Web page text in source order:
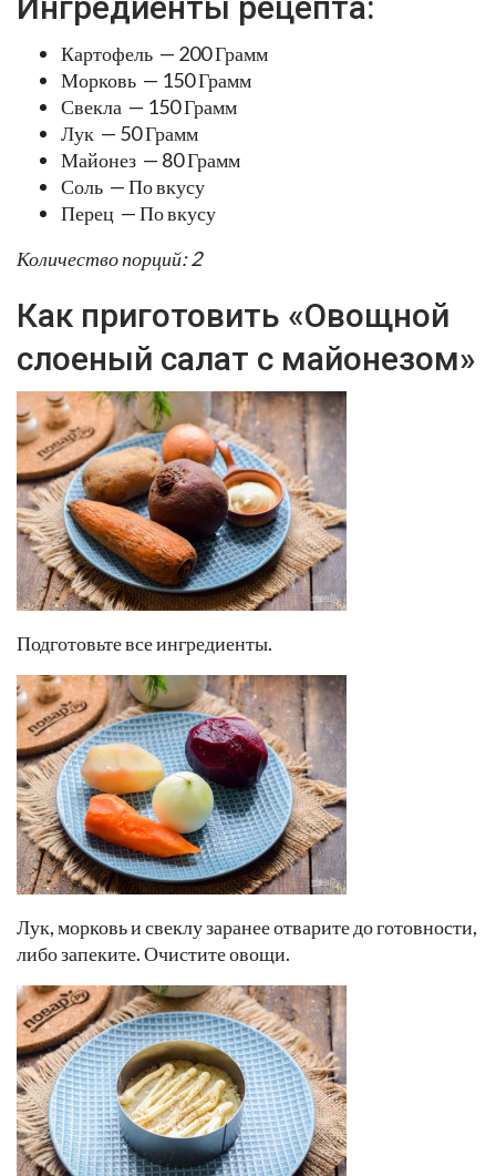
Картофель — 200 Грамм
Морковь — 150 Грамм
Свекла — 150 Грамм
Лук — 50 Грамм
Майонез — 80 Грамм
Соль — По вкусу
Перец — По вкусу
Количество порций: 2
Как приготовить «Овощной
слоеный салат с майонезом»
Подготовьте все ингредиенты.
Лук, морковь и свеклу заранее отварите до готовности,
либо запеките. Очистите овощи.